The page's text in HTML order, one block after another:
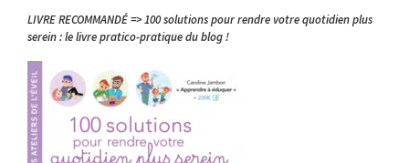
LIVRE RECOMMANDÉ => 100 solutions pour rendre votre quotidien plus
serein : le livre pratico-pratique du blog !